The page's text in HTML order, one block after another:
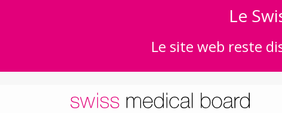
Le
Le site web reste